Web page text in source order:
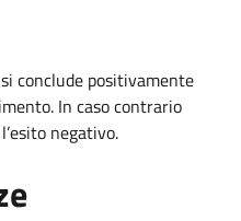
conclude positivamente
In caso contrario
negativo.